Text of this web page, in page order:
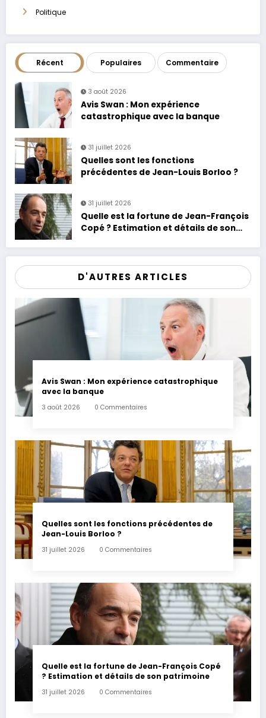
Politique
Récent Populaires Commentaire
3 août 2026
Avis Swan : Mon expérience
catastrophique avec la banque
31 juillet 2026
Quelles sont les fonctions
précédentes de Jean-Louis Borloo ?
31 juillet 2026
Quelle est la fortune de Jean-François
Copé ? Estimation et détails de son
D'AUTRES ARTICLES
Avis Swan : Mon expérience catastrophique
avec la banque
3 août 2026 0 Commentaires
Quelles sont les fonctions précédentes de
Jean-Louis Borloo ?
31 juillet 2026 0 Commentaires
Quelle est la fortune de Jean-François Copé
? Estimation et détails de son patrimoine
31 juillet 2026 0 Commentaires